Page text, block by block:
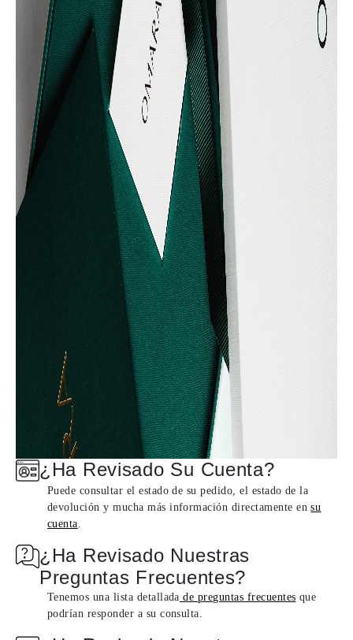
¿Ha Revisado Su Cuenta?
Puede consultar el estado de su pedido, el estado de la
devolución y mucha más información directamente ensu
cuenta.
¿Ha Revisado Nuestras
Preguntas Frecuentes?
Tenemos una lista detallada de preguntas frecuentes que
podrían responder a su consulta.